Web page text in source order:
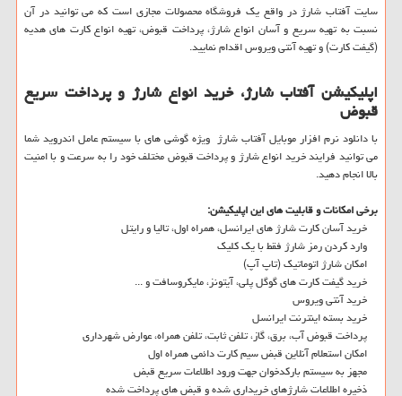
سایت آفتاب شارژ در واقع یک فروشگاه محصولات مجازی است که می توانید در آن
نسبت به تهیه سریع و آسان انواع شارژ، پرداخت قبوض، تهیه انواع کارت های هدیه
(گیفت کارت) و تهیه آنتی ویروس اقدام نمایید.
اپلیکیشن آفتاب شارژ، خرید انواع شارژ و پرداخت سریع
قبوض
با دانلود نرم افزار موبایل آفتاب شارژ ویژه گوشی های با سیستم عامل اندروید شما
می توانید فرایند خرید انواع شارژ و پرداخت قبوض مختلف خود را به سرعت و با امنیت
بالا انجام دهید.
برخی امکانات و قابلیت های این اپلیکیشن:
خرید آسان کارت شارژ های ایرانسل، همراه اول، تالیا و رایتل
وارد کردن رمز شارژ فقط با یک کلیک
امکان شارژ اتوماتیک (تاپ آپ)
خرید گیفت کارت های گوگل پلی، آیتونز، مایکروسافت و ...
خرید آنتی ویروس
خرید بسته اینترنت ایرانسل
پرداخت قبوض آب، برق، گاز، تلفن ثابت، تلفن همراه، عوارض شهرداری
امکان استعلام آنلاین قبض سیم کارت دائمی همراه اول
مجهز به سیستم بارکدخوان جهت ورود اطلاعات سریع قبض
ذخیره اطلاعات شارژهای خریداری شده و قبض های پرداخت شده